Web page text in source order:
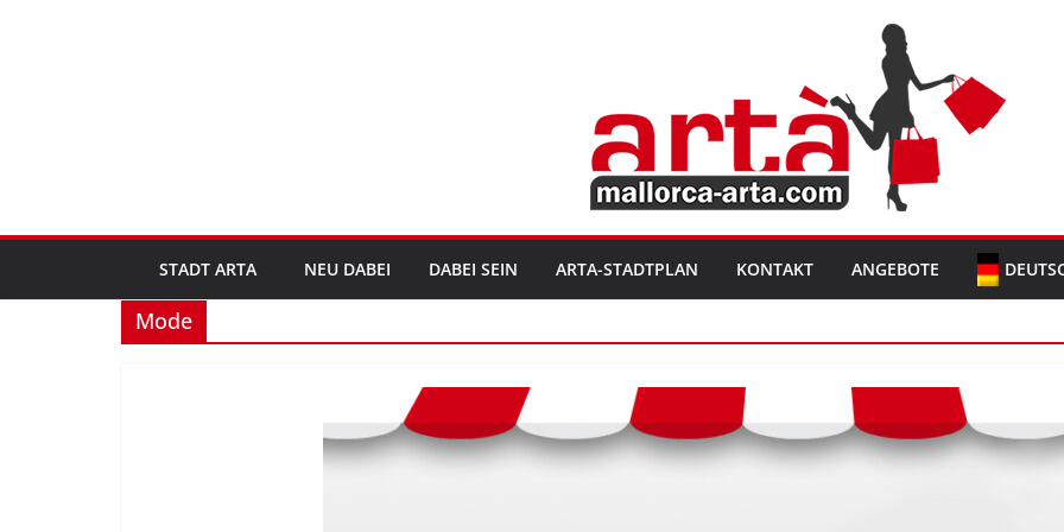
STADT ARTA NEU DABEI DABEI SEIN ARTA-STADTPLAN KONTAKT ANGEBOTE
Mode